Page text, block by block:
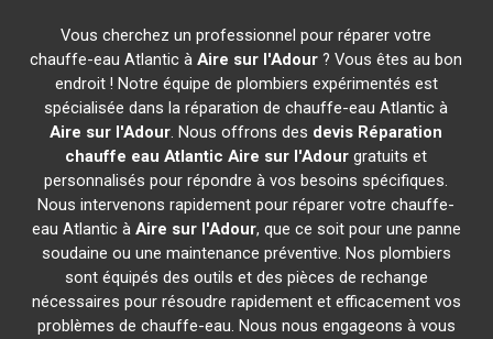
Vous cherchez un professionnel pour réparer votre
chauffe-eau Atlantic àAire sur l'Adour ? Vous êtes au bon
endroit ! Notre équipe de plombiers expérimentés est
spécialisée dans la réparation de chauffe-eau Atlantic à
Aire sur l'Adour. Nous offrons des devis Réparation
chauffe eau Atlantic Aire sur l'Adour gratuits et
personnalisés pour répondre à vos besoins spécifiques.
Nous intervenons rapidement pour réparer votre chauffe-
eau Atlantic à Aire sur l'Adour, que ce soit pour une panne
soudaine ou une maintenance préventive. Nos plombiers
sont équipés des outils et des pièces de rechange
nécessaires pour résoudre rapidement et efficacement vos
problèmes de chauffe-eau. Nous nous engageons à vous